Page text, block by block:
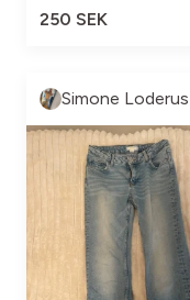
250 SEK
Simone Loderus